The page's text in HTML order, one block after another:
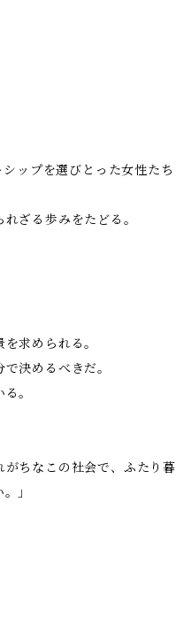
ップを選びとった女性たち
ざる歩みをたどる。
求められる。
決めるべきだ。
。
がちなこの社会で、ふたり暮
」